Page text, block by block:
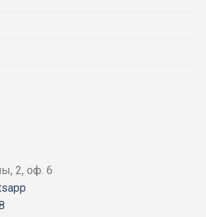
2, оф. 6